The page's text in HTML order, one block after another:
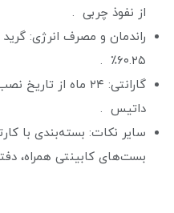
از نفوذ چربی .
۶۰.۲۵٪ .
گارانتی: ۲۴ ماه
داتیس .
سایر نکات: بسته‌بندی با
بست‌های کابینتی همراه،